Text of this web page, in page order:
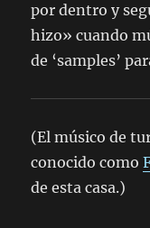
por dentro y
hizo» cuando
de ‘samples’
(El músico de
conocido como
de esta casa.)